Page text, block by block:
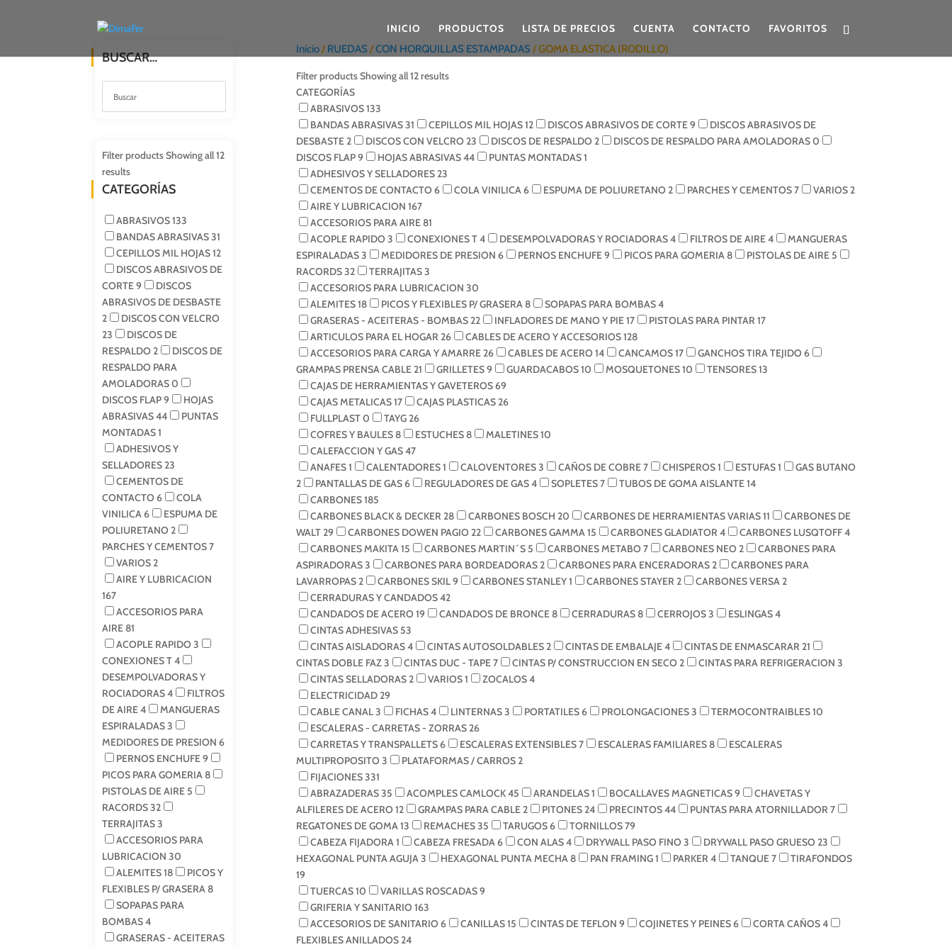
INICIO PRODUCTOS LISTA DE PRECIOS CUENTA CONTACTO
FAVORITOS
Inicio/RUEDAS /CON HORQUILLAS ESTAMPADAS / GOMA ELASTICA (RODILLO)
Filter productsShowing all 12 results
CATEGORÍAS
ABRASIVOS133
BANDAS ABRASIVAS31 CEPILLOS MIL HOJAS12 DISCOS ABRASIVOS DE CORTE9
DISCOS ABRASIVOS DE
DESBASTE2 DISCOS CON VELCRO 23 DISCOS DE RESPALDO 2 DISCOS DE RESPALDO PARA AMOLADORAS0
DISCOS FLAP9 HOJAS ABRASIVAS44 PUNTAS MONTADAS1
ADHESIVOS Y SELLADORES23
CEMENTOS DE CONTACTO 6 COLA VINILICA6 ESPUMA DE POLIURETANO 2 PARCHES Y CEMENTOS7 VARIOS2
AIRE Y LUBRICACION 167
ACCESORIOS PARA AIRE 81
ACOPLE RAPIDO 3 CONEXIONES T4 DESEMPOLVADORAS Y ROCIADORAS4 FILTROS DE AIRE4
MANGUERAS
ESPIRALADAS3 MEDIDORES DE PRESION 6 PERNOS ENCHUFE9 PICOS PARA GOMERIA 8 PISTOLAS DE AIRE 5
RACORDS32 TERRAJITAS3
ACCESORIOS PARA LUBRICACION 30
ALEMITES18 PICOS Y FLEXIBLES P/ GRASERA 8 SOPAPAS PARA BOMBAS4
GRASERAS - ACEITERAS - BOMBAS22 INFLADORES DE MANO Y PIE17 PISTOLAS PARA PINTAR 17
ARTICULOS PARA EL HOGAR 26 CABLES DE ACERO Y ACCESORIOS128
ACCESORIOS PARA CARGA Y AMARRE26 CABLES DE ACERO 14 CANCAMOS17 GANCHOS TIRA TEJIDO 6
GRAMPAS PRENSA CABLE21 GRILLETES9 GUARDACABOS10 MOSQUETONES10 TENSORES13
CAJAS DE HERRAMIENTAS Y GAVETEROS69
CAJAS METALICAS17 CAJAS PLASTICAS26
FULLPLAST0 TAYG26
COFRES Y BAULES 8 ESTUCHES 8 MALETINES10
CALEFACCION Y GAS47
ANAFES1 CALENTADORES1 CALOVENTORES3 CAÑOS DE COBRE7 CHISPEROS1 ESTUFAS1
GAS BUTANO
2
PANTALLAS DE GAS6 REGULADORES DE GAS4 SOPLETES7 TUBOS DE GOMA AISLANTE14
CARBONES185
CARBONES BLACK & DECKER 28 CARBONES BOSCH 20 CARBONES DE HERRAMIENTAS VARIAS11
CARBONES DE
WALT29 CARBONES DOWEN PAGIO 22 CARBONES GAMMA15 CARBONES GLADIATOR 4 CARBONES LUSQTOFF4
CARBONES MAKITA15 CARBONES MARTIN´S 5 CARBONES METABO 7 CARBONES NEO 2
CARBONES PARA
ASPIRADORAS3 CARBONES PARA BORDEADORAS2 CARBONES PARA ENCERADORAS2
CARBONES PARA
LAVARROPAS2 CARBONES SKIL9 CARBONES STANLEY1 CARBONES STAYER 2 CARBONES VERSA2
CERRADURAS Y CANDADOS42
CANDADOS DE ACERO 19 CANDADOS DE BRONCE 8 CERRADURAS 8 CERROJOS3 ESLINGAS4
CINTAS ADHESIVAS 53
CINTAS AISLADORAS4 CINTAS AUTOSOLDABLES2 CINTAS DE EMBALAJE4 CINTAS DE ENMASCARAR 21
CINTAS DOBLE FAZ3 CINTAS DUC - TAPE7 CINTAS P/ CONSTRUCCION EN SECO 2 CINTAS PARA REFRIGERACION 3
CINTAS SELLADORAS2 VARIOS1 ZOCALOS4
ELECTRICIDAD29
CABLE CANAL3 FICHAS4 LINTERNAS3 PORTATILES6 PROLONGACIONES3 TERMOCONTRAIBLES10
ESCALERAS - CARRETAS - ZORRAS26
CARRETAS Y TRANSPALLETS6 ESCALERAS EXTENSIBLES7 ESCALERAS FAMILIARES 8
ESCALERAS
MULTIPROPOSITO 3 PLATAFORMAS / CARROS2
FIJACIONES331
ABRAZADERAS35 ACOMPLES CAMLOCK45 ARANDELAS1 BOCALLAVES MAGNETICAS9
CHAVETAS Y
ALFILERES DE ACERO 12 GRAMPAS PARA CABLE2 PITONES24 PRECINTOS44 PUNTAS PARA ATORNILLADOR 7
REGATONES DE GOMA13 REMACHES35 TARUGOS6 TORNILLOS79
CABEZA FIJADORA1 CABEZA FRESADA6 CON ALAS4 DRYWALL PASO FINO 3 DRYWALL PASO GRUESO 23
HEXAGONAL PUNTA AGUJA3 HEXAGONAL PUNTA MECHA 8 PAN FRAMING1 PARKER 4 TANQUE7
TIRAFONDOS
19
TUERCAS10 VARILLAS ROSCADAS9
GRIFERIA Y SANITARIO 163
ACCESORIOS DE SANITARIO 6 CANILLAS15 CINTAS DE TEFLON 9 COJINETES Y PEINES6 CORTA CAÑOS4
FLEXIBLES ANILLADOS24
BUSCAR…
Filter productsShowing all 12
results
CATEGORÍAS
ABRASIVOS133
BANDAS ABRASIVAS31
CEPILLOS MIL HOJAS12
DISCOS ABRASIVOS DE
CORTE9
DISCOS
ABRASIVOS DE DESBASTE
2
DISCOS CON VELCRO
23
DISCOS DE
RESPALDO2
DISCOS DE
RESPALDO PARA
AMOLADORAS0
DISCOS FLAP9
HOJAS
ABRASIVAS44
PUNTAS
MONTADAS1
ADHESIVOS Y
SELLADORES23
CEMENTOS DE
CONTACTO6
COLA
VINILICA6
ESPUMA DE
POLIURETANO2
PARCHES Y CEMENTOS7
VARIOS2
AIRE Y LUBRICACION
167
ACCESORIOS PARA
AIRE 81
ACOPLE RAPIDO3
CONEXIONES T4
DESEMPOLVADORAS Y
ROCIADORAS4
FILTROS
DE AIRE4
MANGUERAS
ESPIRALADAS3
MEDIDORES DE PRESION6
PERNOS ENCHUFE9
PICOS PARA GOMERIA 8
PISTOLAS DE AIRE 5
RACORDS32
TERRAJITAS3
ACCESORIOS PARA
LUBRICACION30
ALEMITES18
PICOS Y
FLEXIBLES P/ GRASERA 8
SOPAPAS PARA
BOMBAS4
GRASERAS - ACEITERAS